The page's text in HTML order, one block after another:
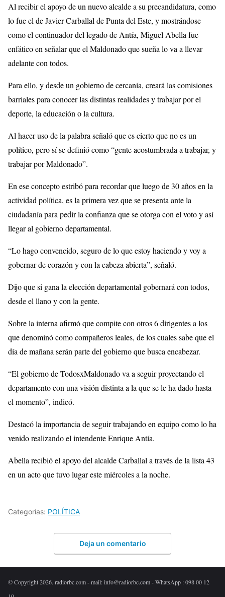
Al recibir el apoyo de un nuevo alcalde a su precandidatura, como
lo fue el de Javier Carballal de Punta del Este, y mostrándose
como el continuador del legado de Antía, Miguel Abella fue
enfático en señalar que el Maldonado que sueña lo va a llevar
adelante con todos.
Para ello, y desde un gobierno de cercanía, creará las comisiones
barriales para conocer las distintas realidades y trabajar por el
deporte, la educación o la cultura.
Al hacer uso de la palabra señaló que es cierto que no es un
político, pero sí se definió como “gente acostumbrada a trabajar, y
trabajar por Maldonado”.
En ese concepto estribó para recordar que luego de 30 años en la
actividad política, es la primera vez que se presenta ante la
ciudadanía para pedir la confianza que se otorga con el voto y así
llegar al gobierno departamental.
“Lo hago convencido, seguro de lo que estoy haciendo y voy a
gobernar de corazón y con la cabeza abierta”, señaló.
Dijo que si gana la elección departamental gobernará con todos,
desde el llano y con la gente.
Sobre la interna afirmó que compite con otros 6 dirigentes a los
que denominó como compañeros leales, de los cuales sabe que el
día de mañana serán parte del gobierno que busca encabezar.
“El gobierno de TodosxMaldonado va a seguir proyectando el
departamento con una visión distinta a la que se le ha dado hasta
el momento”, indicó.
Destacó la importancia de seguir trabajando en equipo como lo ha
venido realizando el intendente Enrique Antía.
Abella recibió el apoyo del alcalde Carballal a través de la lista 43
en un acto que tuvo lugar este miércoles a la noche.
Categorías: POLÍTICA
Deja un comentario
© Copyright 2026. radiorbc.com - mail: info@radiorbc.com - WhatsApp : 098 00 12